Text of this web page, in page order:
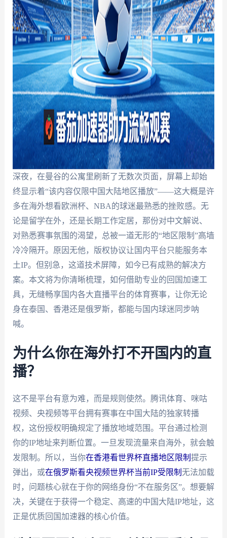
深夜，在曼谷的公寓里刷新了无数次页面，屏幕上却始
终显示着“该内容仅限中国大陆地区播放”——这大概是许
多在海外想看欧洲杯、NBA的球迷最熟悉的挫败感。无
论是留学在外，还是长期工作定居，那份对中文解说、
对熟悉赛事氛围的渴望，总被一道无形的“地区限制”高墙
冷冷隔开。原因无他，版权协议让国内平台只能服务本
土IP。但别急，这道技术屏障，如今已有成熟的解决方
案。本文将为你清晰梳理，如何借助专业的回国加速工
具，无缝畅享国内各大直播平台的体育赛事，让你无论
身在泰国、香港还是俄罗斯，都能与国内球迷同步呐
喊。
为什么你在海外打不开国内的直
播？
这不是平台有意为难，而是规则使然。腾讯体育、咪咕
视频、央视频等平台拥有赛事在中国大陆的独家转播
权，这份授权明确规定了播放地域范围。平台通过检测
你的IP地址来判断位置。一旦发现流量来自海外，就会触
发限制。所以，当你在香港看世界杯直播地区限制 提示
弹出，或在俄罗斯看央视频世界杯当前IP受限制 无法加载
时，问题核心就在于你的网络身份“不在服务区”。想要解
决，关键在于获得一个稳定、高速的中国大陆IP地址，这
正是优质回国加速器的核心价值。